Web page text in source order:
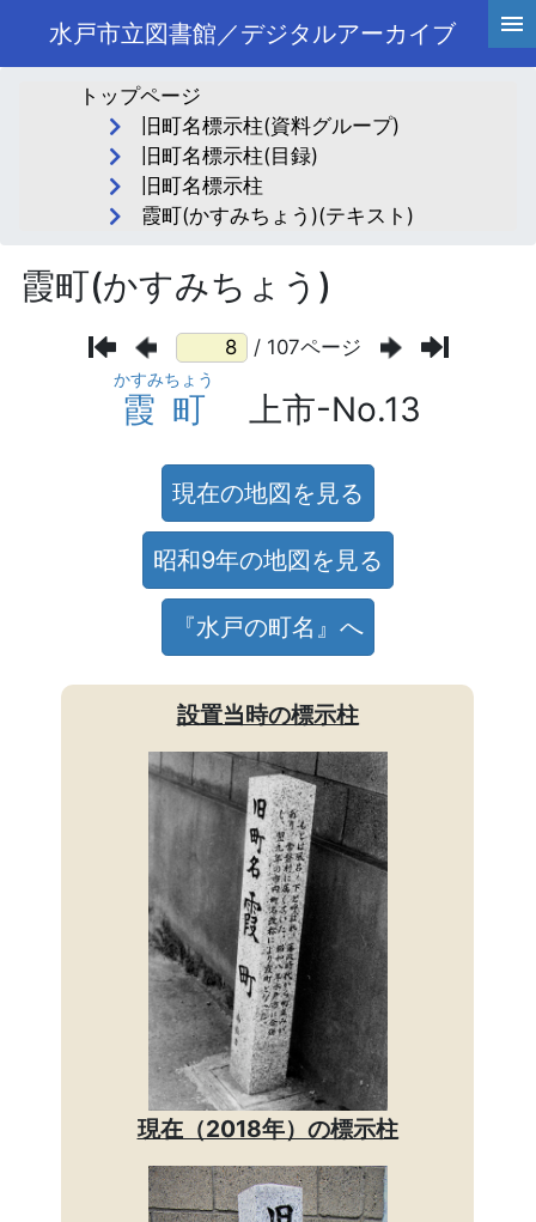
水戸市立図書館／デジタルアーカイブ
トップページ
旧町名標示柱(資料グループ)
旧町名標示柱(目録)
旧町名標示柱
霞町(かすみちょう)(テキスト)
霞町(かすみちょう)
/ 107ページ